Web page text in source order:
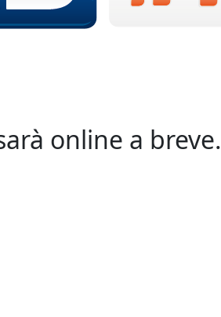
online a breve.